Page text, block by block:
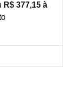
R$ 377,15 à